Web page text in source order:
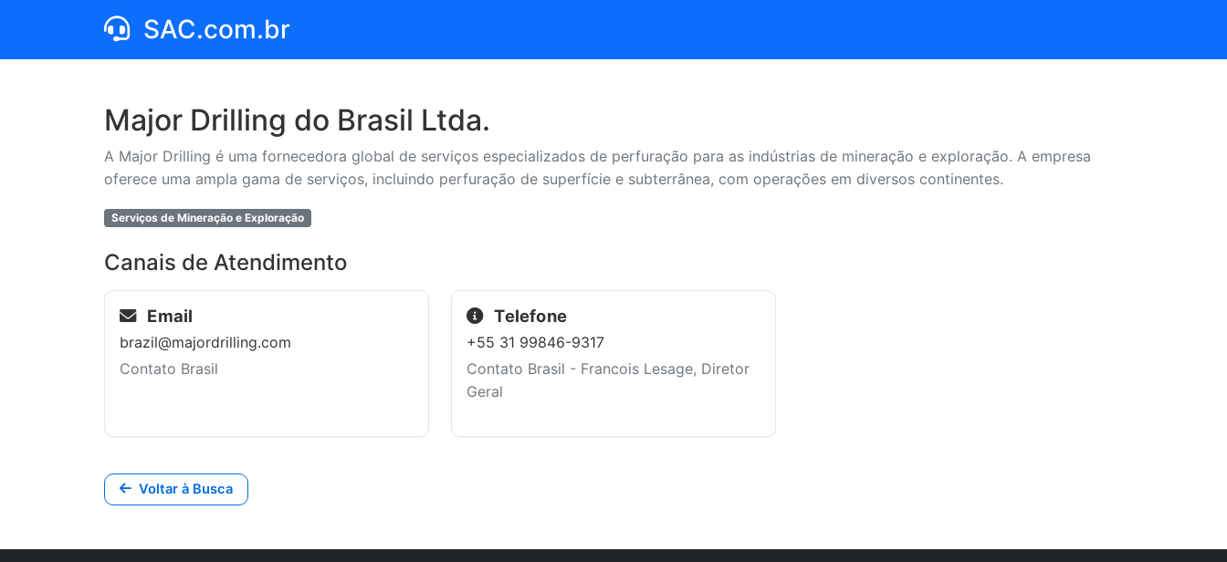
SAC.com.br
Major Drilling do Brasil Ltda.
A Major Drilling é uma fornecedora global de serviços especializados de perfuração para as indústrias de mineração e exploração. A empresa
oferece uma ampla gama de serviços, incluindo perfuração de superfície e subterrânea, com operações em diversos continentes.
Serviços de Mineração e Exploração
Canais de Atendimento
Email
brazil@majordrilling.com
Contato Brasil
Telefone
+55 31 99846-9317
Contato Brasil - Francois Lesage, Diretor
Geral
Voltar à Busca